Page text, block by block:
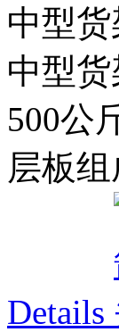
中型
中型
500公
层板
Details